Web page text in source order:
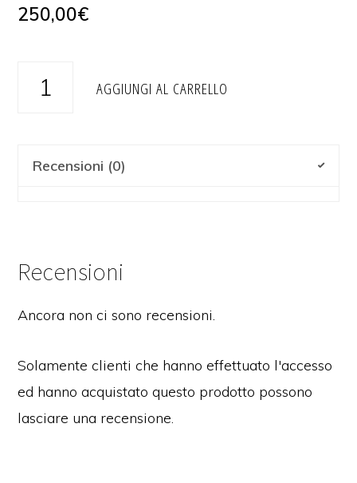
250,00€
Minaret
AGGIUNGI AL CARRELLO
Recensioni (0)
Recensioni
Ancora non ci sono recensioni.
Solamente clienti che hanno effettuato l'accesso
ed hanno acquistato questo prodotto possono
lasciare una recensione.